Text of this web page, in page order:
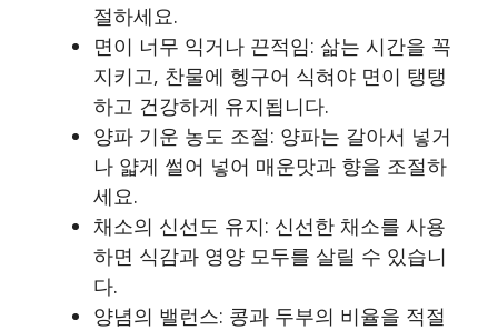
절하세요.
면이 너무 익거나 끈적임: 삶는 시간을 꼭
지키고, 찬물에 헹구어 식혀야 면이 탱탱
하고 건강하게 유지됩니다.
양파 기운 농도 조절: 양파는 갈아서 넣거
나 얇게 썰어 넣어 매운맛과 향을 조절하
세요.
채소의 신선도 유지: 신선한 채소를 사용
하면 식감과 영양 모두를 살릴 수 있습니
다.
양념의 밸런스: 콩과 두부의 비율을 적절